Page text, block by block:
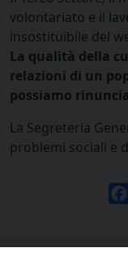
volontariato e il
insostituibile del
La qualità della
relazioni di un
possiamo
La Segreteria
problemi sociali e